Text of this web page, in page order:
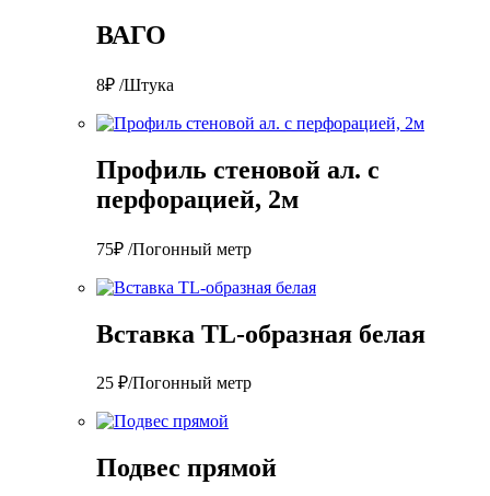
ВАГО
8₽ /Штука
Профиль стеновой ал. с
перфорацией, 2м
75₽ /Погонный метр
Вставка TL-образная белая
25 ₽/Погонный метр
Подвес прямой